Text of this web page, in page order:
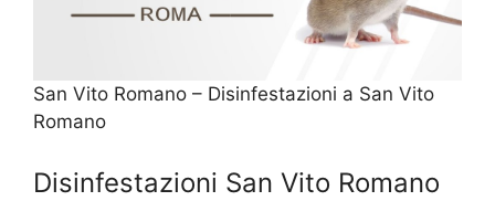
San Vito Romano – Disinfestazioni a San Vito
Romano
Disinfestazioni San Vito Romano